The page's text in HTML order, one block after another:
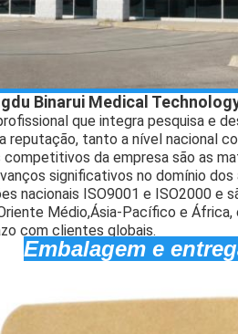
Binarui Medical
que integra pesquisa e
reputação, tanto a nível nacional
da empresa são as
significativos no domínio
nacionais ISO9001 e ISO2000 e
Médio,Ásia-Pacífico e
com clientes globais.
Embalagem e